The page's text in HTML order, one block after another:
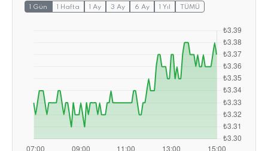
1 Gün 1 Hafta 1 Ay 3 Ay 6 Ay 1 Yıl TÜMÜ